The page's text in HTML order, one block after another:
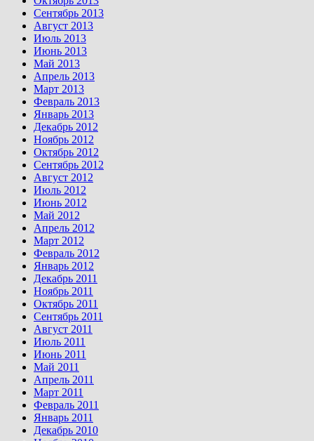
Сентябрь 2013
Август 2013
Июль 2013
Июнь 2013
Май 2013
Апрель 2013
Март 2013
Февраль 2013
Январь 2013
Декабрь 2012
Ноябрь 2012
Октябрь 2012
Сентябрь 2012
Август 2012
Июль 2012
Июнь 2012
Май 2012
Апрель 2012
Март 2012
Февраль 2012
Январь 2012
Декабрь 2011
Ноябрь 2011
Октябрь 2011
Сентябрь 2011
Август 2011
Июль 2011
Июнь 2011
Май 2011
Апрель 2011
Март 2011
Февраль 2011
Январь 2011
Декабрь 2010